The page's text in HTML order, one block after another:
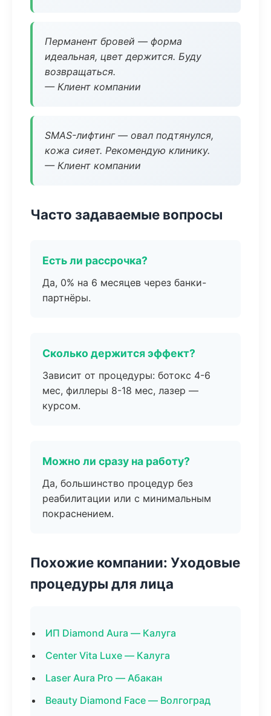
Перманент бровей — форма
идеальная, цвет держится. Буду
возвращаться.
— Клиент компании
SMAS-лифтинг — овал подтянулся,
кожа сияет. Рекомендую клинику.
— Клиент компании
Часто задаваемые вопросы
Есть ли рассрочка?
Да, 0% на 6 месяцев через банки-
партнёры.
Сколько держится эффект?
Зависит от процедуры: ботокс 4-6
мес, филлеры 8-18 мес, лазер —
курсом.
Можно ли сразу на работу?
Да, большинство процедур без
реабилитации или с минимальным
покраснением.
Похожие компании: Уходовые
процедуры для лица
ИП Diamond Aura — Калуга
Center Vita Luxe — Калуга
Laser Aura Pro — Абакан
Beauty Diamond Face — Волгоград